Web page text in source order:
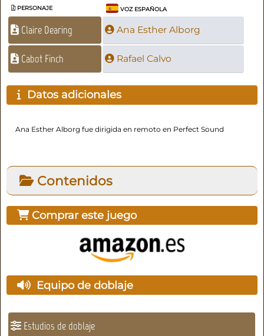
PERSONAJE VOZ ESPAÑOLA
Claire Dearing Ana Esther Alborg
Cabot Finch Rafael Calvo
Datos adicionales
Ana Esther Alborg fue dirigida en remoto en Perfect Sound
Contenidos
Comprar este juego
Equipo de doblaje
Estudios de doblaje